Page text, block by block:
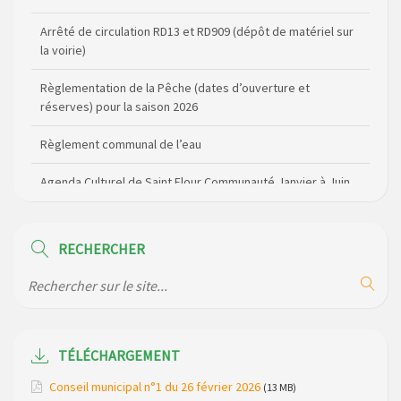
la voirie)
Règlementation de la Pêche (dates d’ouverture et
réserves) pour la saison 2026
Règlement communal de l’eau
Agenda Culturel de Saint Flour Communauté Janvier à Juin
Horaire des bus scolaires passant sur la commune
de la gendarmerie
du mois de avril 2026
bungalows bois, ses chalets et sa piscine
Réunion d’installation du nouveau conseil municipal à
RECHERCHER
TÉLÉCHARGEMENT
Conseil municipal n°1 du 26 février 2026 (13 MB)